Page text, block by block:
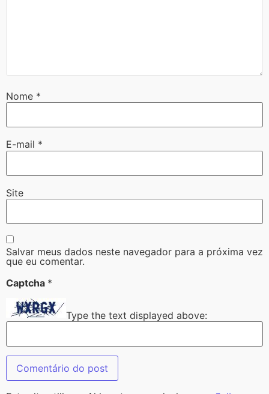
Nome *
E-mail *
Site
Salvar meus dados neste navegador para a próxima vez
que eu comentar.
Captcha *
Type the text displayed above: